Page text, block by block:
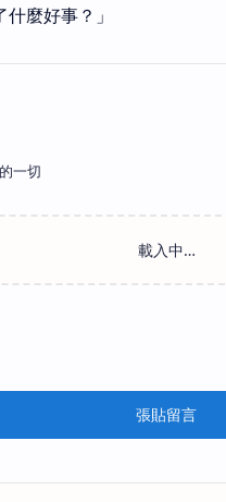
麼好事？」
一切
張貼留言